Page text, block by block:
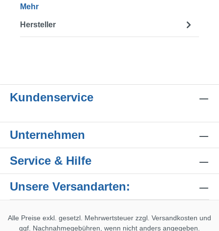
Mehr
Hersteller
Kundenservice
Unternehmen
Service & Hilfe
Unsere Versandarten:
Alle Preise exkl. gesetzl. Mehrwertsteuer zzgl. Versandkosten und
ggf. Nachnahmegebühren, wenn nicht anders angegeben.